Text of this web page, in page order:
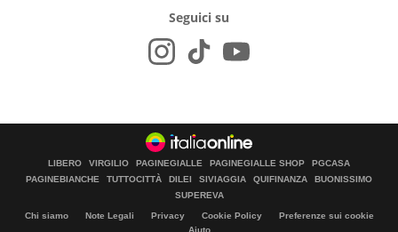
Seguici su
LIBERO VIRGILIO PAGINEGIALLE PAGINEGIALLE SHOP
PGCASA
PAGINEBIANCHE
TUTTOCITTÀ DILEI SIVIAGGIA QUIFINANZA
BUONISSIMO
SUPEREVA
Chi siamo Note Legali Privacy Cookie Policy
Preferenze sui cookie